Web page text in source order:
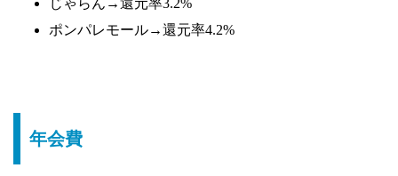
じゃらん→還元率3.2%
ポンパレモール→還元率4.2%
年会費